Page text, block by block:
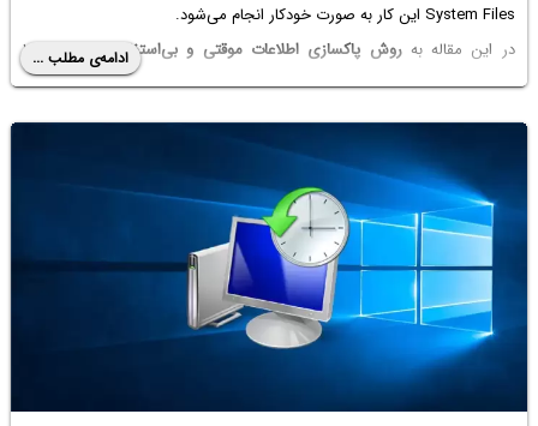
System Files این کار به صورت خودکار انجام می‌شود.
در این مقاله بهروش پاکسازی اطلاعات موقتی و بی‌استفاده
در ویندوز ۱۰
می‌پردازیم تا فضای مفیددرایو C آزاد شود و مشکل کمبود حافظه برطرف شود.
ادامه‌ی مطلب ...